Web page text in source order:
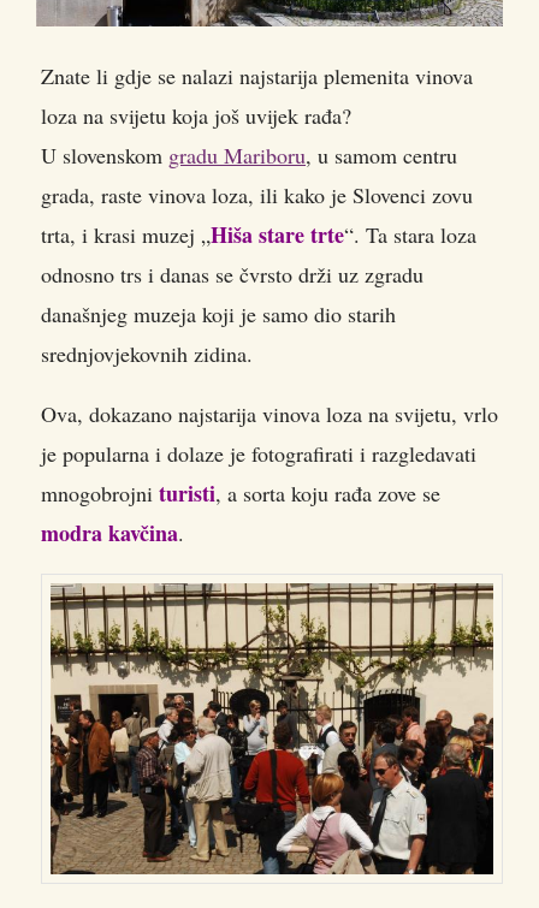
Znate li gdje se nalazi najstarija plemenita vinova
loza na svijetu koja još uvijek rađa?
U slovenskom gradu Mariboru, u samom centru
grada, raste vinova loza, ili kako je Slovenci zovu
trta, i krasi muzej „Hiša stare trte“. Ta stara loza
odnosno trs i danas se čvrsto drži uz zgradu
današnjeg muzeja koji je samo dio starih
srednjovjekovnih zidina.
Ova, dokazano najstarija vinova loza na svijetu, vrlo
je popularna i dolaze je fotografirati i razgledavati
mnogobrojni turisti, a sorta koju rađa zove se
modra kavčina.